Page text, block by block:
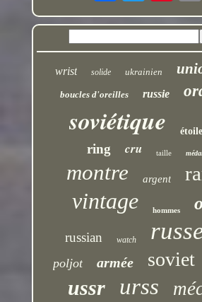
wrist solide ukrainien
boucles d'oreilles russie
soviétique étoile
ring cru taille
montre argent
vintage hommes
russian watch
poljot armée soviet
ussr urss